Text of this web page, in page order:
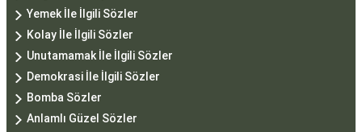
Yemek İle İlgili Sözler
Kolay İle İlgili Sözler
Unutamamak İle İlgili Sözler
Demokrasi İle İlgili Sözler
Bomba Sözler
Anlamlı Güzel Sözler